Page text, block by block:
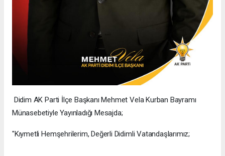
Didim AK Parti İlçe Başkanı Mehmet Vela Kurban Bayramı
Münasebetiyle Yayınladığı Mesajda;
"Kıymetli Hemşehrilerim, Değerli Didimli Vatandaşlarımız;